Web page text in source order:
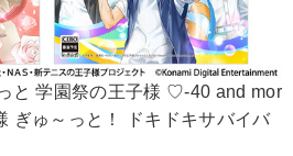
と 学園祭の王子様 ♡-40 and mor
ぎゅ～っと！ ドキドキサバイバ